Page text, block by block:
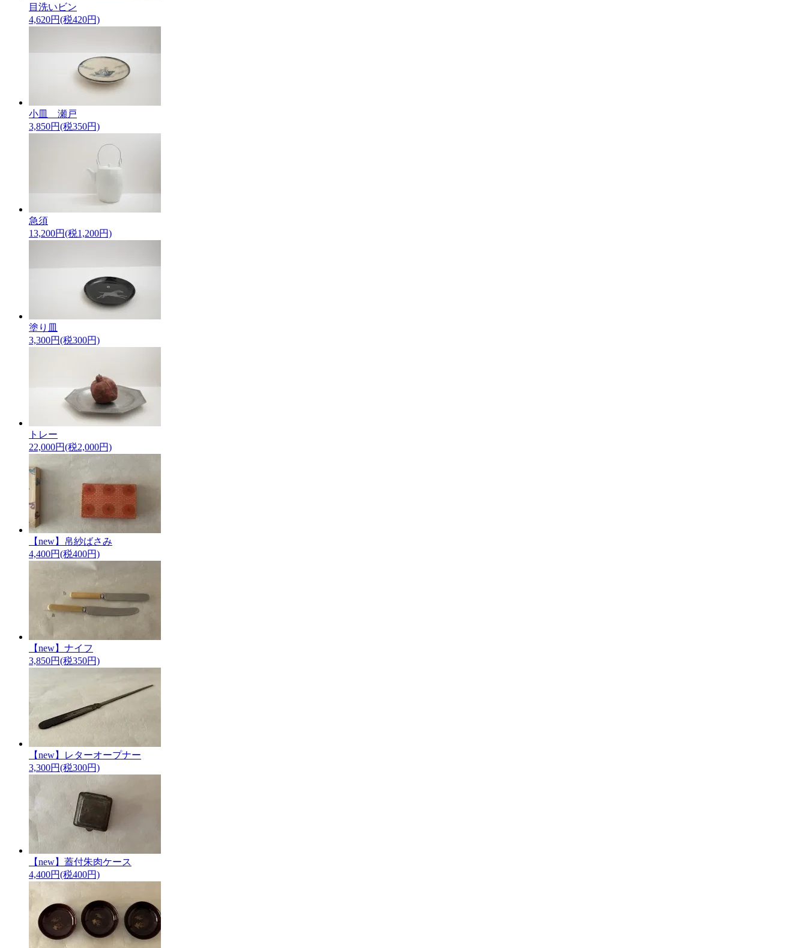
目洗いビン
4,620円(税420円)
小皿 瀬戸
3,850円(税350円)
急須
13,200円(税1,200円)
塗り皿
3,300円(税300円)
トレー
22,000円(税2,000円)
【new】帛紗ばさみ
4,400円(税400円)
【new】ナイフ
3,850円(税350円)
【new】レターオープナー
3,300円(税300円)
【new】蓋付朱肉ケース
4,400円(税400円)